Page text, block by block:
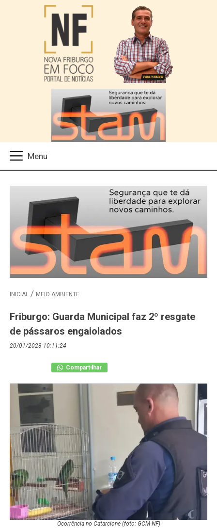
INICIAL MEIO AMBIENTE
Friburgo: Guarda Municipal faz 2º resgate
de pássaros engaiolados
20/01/2023 10:11:24
Compartilhar
Ocorrência no Catarcione (foto: GCM-NF)